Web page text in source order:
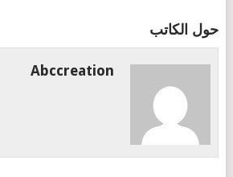
حول الكاتب
Abccreation